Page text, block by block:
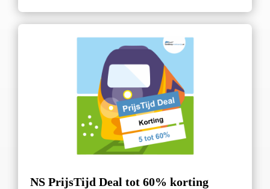
NS PrijsTijd Deal tot 60% korting